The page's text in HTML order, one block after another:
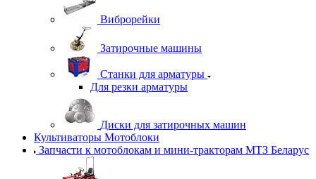
Виброрейки
Затирочные машины
Станки для арматуры
Для резки арматуры
Диски для затирочных машин
Культиваторы Мотоблоки
Запчасти к мотоблокам и мини-тракторам МТЗ Беларус